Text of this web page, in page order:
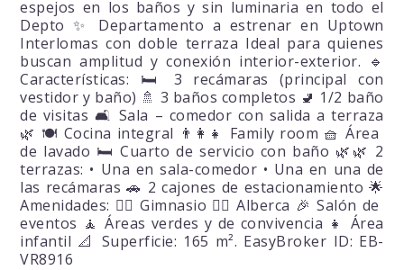
espejos en los baños y sin luminaria en todo el
Depto ✨ Departamento a estrenar en Uptown
Interlomas con doble terraza Ideal para quienes
buscan amplitud y conexión interior-exterior. 🔹
Características: 🛏️ 3 recámaras (principal con
vestidor y baño) 🚿 3 baños completos 🚽 1/2 baño
de visitas 🛋️ Sala – comedor con salida a terraza
🌿 🍽️ Cocina integral 👨‍👩‍👧 Family room 🧺 Área
de lavado 🛏️ Cuarto de servicio con baño 🌿🌿 2
terrazas: • Una en sala-comedor • Una en una de
las recámaras 🚗 2 cajones de estacionamiento 🌟
Amenidades: 🏋️‍♂️ Gimnasio 🏊‍♀️ Alberca 🎉 Salón de
eventos 🧘 Áreas verdes y de convivencia 👧 Área
infantil 📐 Superficie: 165 m². EasyBroker ID: EB-
VR8916